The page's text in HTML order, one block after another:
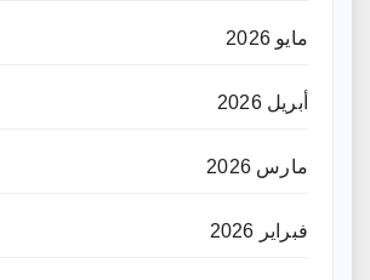
مايو 2026
أبريل 2026
مارس 2026
فبراير 2026